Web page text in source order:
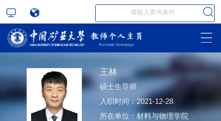
王林
硕士生导师
入职时间：2021-12-28
所在单位：材料与物理学院